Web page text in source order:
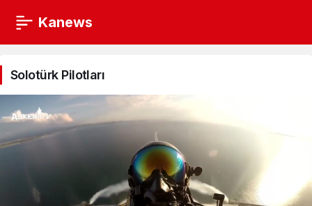
Kanews
Solotürk
Pilotları
Haberleri
Solotürk Pilotları